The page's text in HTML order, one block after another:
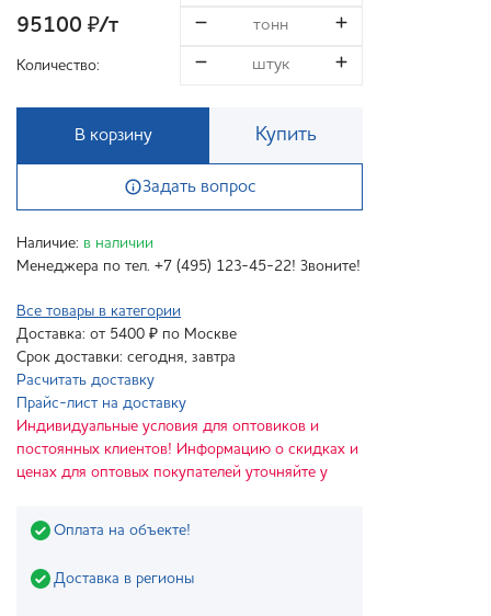
95100 ₽/т
Количество:
В корзину Купить
Задать вопрос
Наличие: в наличии
Менеджера по тел. +7 (495) 123-45-22! Звоните!
Все товары в категории
Доставка: от 5400 ₽ по Москве
Срок доставки: сегодня, завтра
Расчитать доставку
Прайс-лист на доставку
Индивидуальные условия для оптовиков и
постоянных клиентов! Информацию о скидках и
ценах для оптовых покупателей уточняйте у
Оплата на объекте!
Доставка в регионы